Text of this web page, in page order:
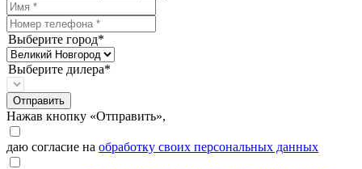
Выберите город*
Выберите дилера*
Отправить
Нажав кнопку «Отправить»,
даю согласие на обработку своих персональных данных